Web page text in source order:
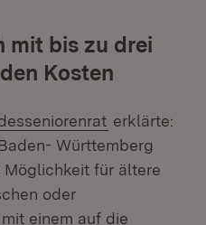
mit bis zu drei
Kosten
(Öffnet in
erklärte:
Württemberg
für ältere
oder
einem auf die